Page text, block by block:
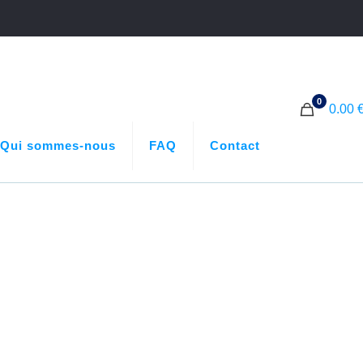
Qui sommes-nous FAQ Contact
0
0.00